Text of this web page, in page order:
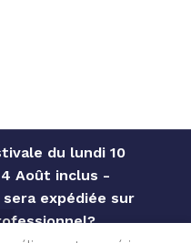
du lundi 10
Août inclus -
sera expédiée sur
parACS INFORMATIQUE